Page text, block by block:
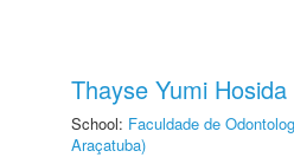
Thayse Yumi Hosida
School: Faculdade de
Araçatuba)